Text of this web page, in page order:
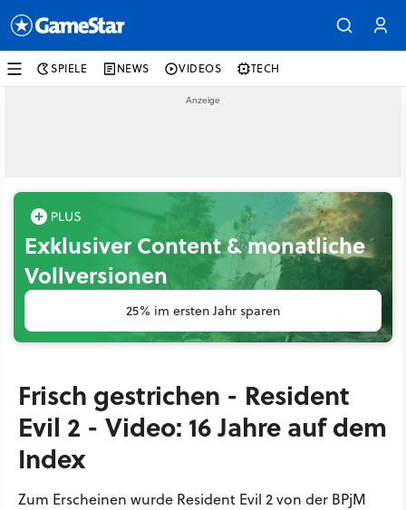
SPIELE NEWS VIDEOS TECH
Exklusiver Content & monatliche
Vollversionen
25% im ersten Jahr sparen
Frisch gestrichen - Resident
Evil 2 - Video: 16 Jahre auf dem
Index
Zum Erscheinen wurde Resident Evil 2 von der BPjM